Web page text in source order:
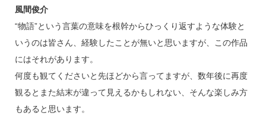
風間俊介
“物語”という言葉の意味を根幹からひっくり返すような体験と
いうのは皆さん、経験したことが無いと思いますが、この作品
にはそれがあります。
何度も観てくださいと先ほどから言ってますが、数年後に再度
観るとまた結末が違って見えるかもしれない、そんな楽しみ方
もあると思います。